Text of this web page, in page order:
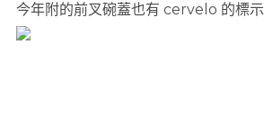
今年附的前叉碗蓋也有 cervelo 的標示